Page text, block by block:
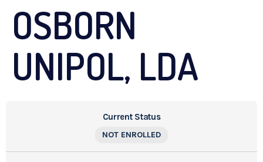
OSBORN
UNIPOL, LDA
Current Status
NOT ENROLLED